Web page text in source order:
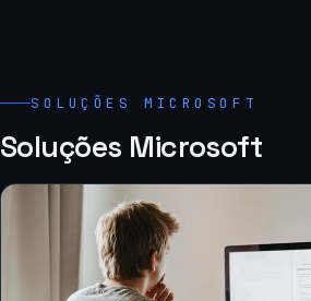
SOLUÇÕES MICROSOFT
Soluções Microsoft